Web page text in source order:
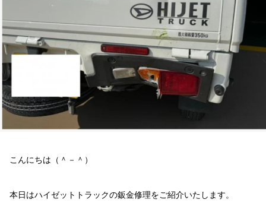
こんにちは（＾－＾）
本日はハイゼットトラックの鈑金修理をご紹介いたします。